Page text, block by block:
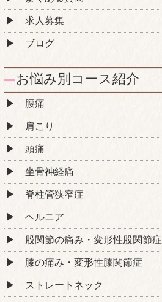
求人募集
ブログ
お悩み別コース紹介
腰痛
肩こり
頭痛
坐骨神経痛
脊柱管狭窄症
ヘルニア
股関節の痛み・変形性股関節症
膝の痛み・変形性膝関節症
ストレートネック